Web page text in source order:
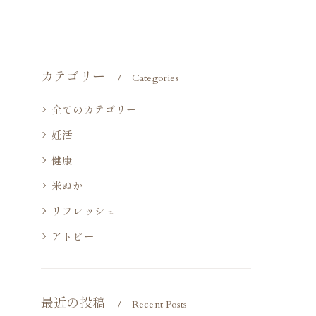
カテゴリー Categories
全てのカテゴリー
妊活
健康
米ぬか
リフレッシュ
アトピー
最近の投稿 Recent Posts